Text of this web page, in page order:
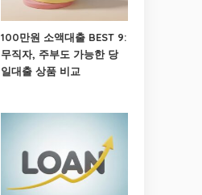
100만원 소액대출 BEST 9:
무직자, 주부도 가능한 당
일대출 상품 비교